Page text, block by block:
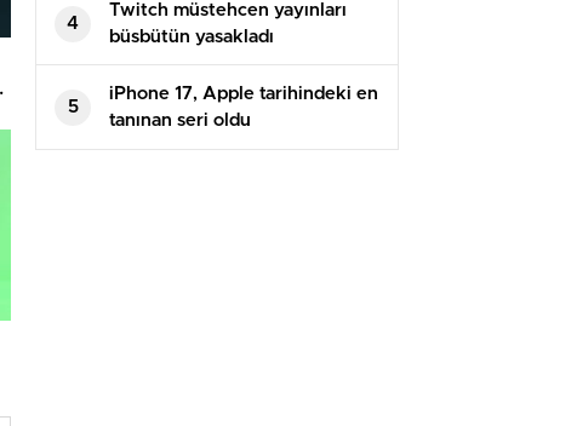
4
Twitch müstehcen yayınları
büsbütün yasakladı
5
iPhone 17, Apple tarihindeki en
tanınan seri oldu